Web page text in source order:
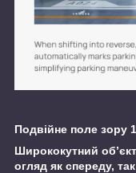
Подвійне поле зору
Ширококутний
огляд як спереду,